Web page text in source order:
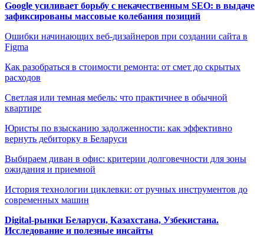
Google усиливает борьбу с некачественным SEO: в выдаче
зафиксированы массовые колебания позиций
Ошибки начинающих веб-дизайнеров при создании сайта в
Figma
Как разобраться в стоимости ремонта: от смет до скрытых
расходов
Светлая или темная мебель: что практичнее в обычной
квартире
Юристы по взысканию задолженности: как эффективно
вернуть дебиторку в Беларуси
Выбираем диван в офис: критерии долговечности для зоны
ожидания и приемной
История технологии циклевки: от ручных инструментов до
современных машин
Digital-рынки Беларуси, Казахстана, Узбекистана.
Исследование и полезные инсайты